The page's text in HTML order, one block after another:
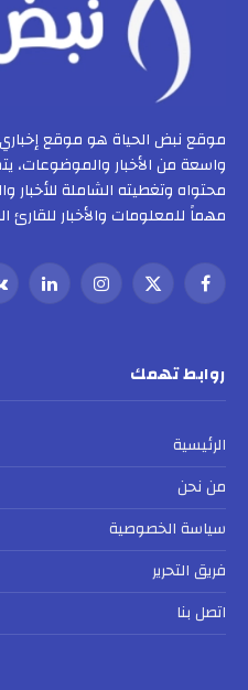
موقع نبض الحياة هو موقع
واسعة من الأخبار والموضوعات،
محتواه وتغطيته الشاملة
مهماً للمعلومات والأخبار للقارئ
فيسبوك
X
الانستغراملينكدإن
روابط تهمك
الرئيسية
من نحن
سياسة الخصوصية
فريق التحرير
اتصل بنا